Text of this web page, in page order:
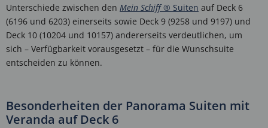
Unterschiede zwischen den Mein Schiff® Suiten auf Deck 6
(6196 und 6203) einerseits sowie Deck 9 (9258 und 9197) und
Deck 10 (10204 und 10157) andererseits verdeutlichen, um
sich – Verfügbarkeit vorausgesetzt – für die Wunschsuite
entscheiden zu können.
Besonderheiten der Panorama Suiten mit
Veranda auf Deck 6